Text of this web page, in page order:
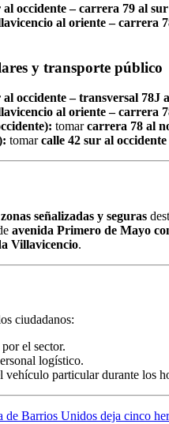
al occidente – carrera 79 al
al oriente – carrera
y transporte público
al occidente – transversal 78J
al oriente – carrera
tomarcarrera 78 al
tomarcalle 42 sur al
señalizadas y seguras
avenida Primero de Mayo
Villavicencio.
ciudadanos:
el sector.
logístico.
particular durante los
de Barrios Unidos deja cinco